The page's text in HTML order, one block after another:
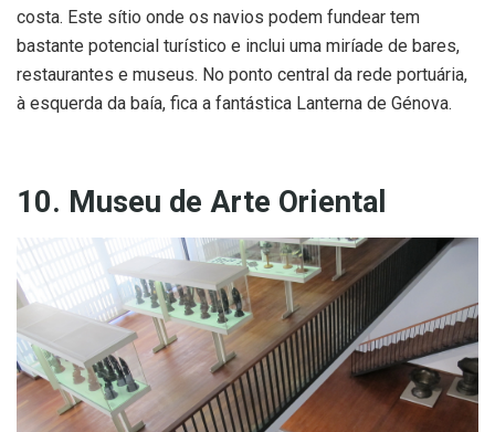
costa. Este sítio onde os navios podem fundear tem
bastante potencial turístico e inclui uma miríade de bares,
restaurantes e museus. No ponto central da rede portuária,
à esquerda da baía, fica a fantástica Lanterna de Génova.
10. Museu de Arte Oriental